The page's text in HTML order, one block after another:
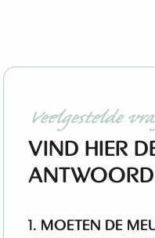
Veelgestelde
VIND HIER
1. MOETEN DE